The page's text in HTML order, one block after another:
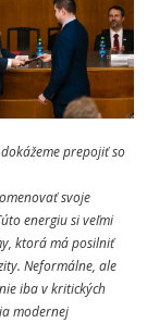
prepojiť so
svoje
energiu si veľmi
ktorá má posilniť
Neformálne, ale
iba v kritických
modernej